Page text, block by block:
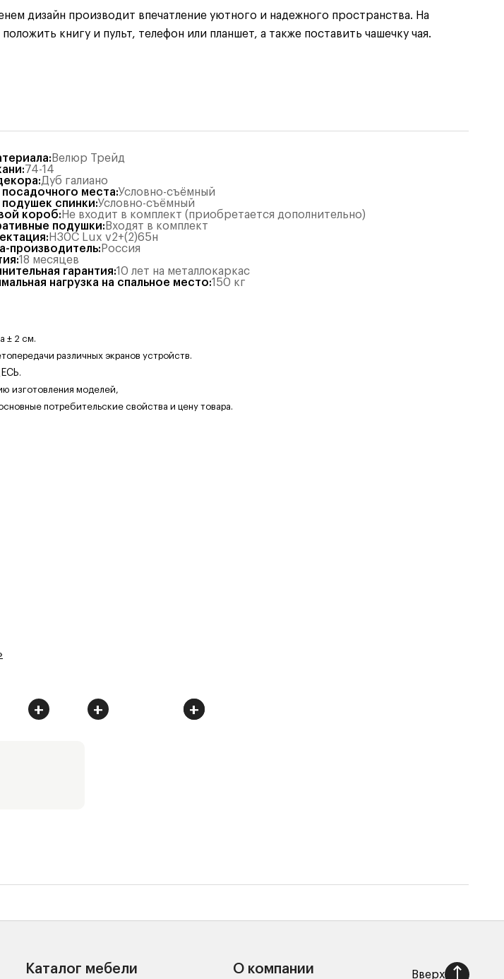
дизайн производит впечатление уютного и надежного пространства. На
книгу и пульт, телефон или планшет, а также поставить чашечку чая.
: Велюр Трейд
:74-14
:Дуб галиано
посадочного места:Условно-съёмный
подушек спинки:Условно-съёмный
короб: Не входит в комплект (приобретается дополнительно)
подушки: Входят в комплект
: Н30С Lux v2+(2)65н
производитель: Россия
:18 месяцев
гарантия:10 лет на металлокаркас
нагрузка на спальное место:150 кг
± 2 см.
различных экранов устройств.
.
изготовления моделей,
потребительские свойства и цену товара.
+
+ +
+
Каталог мебели О компании Вверх